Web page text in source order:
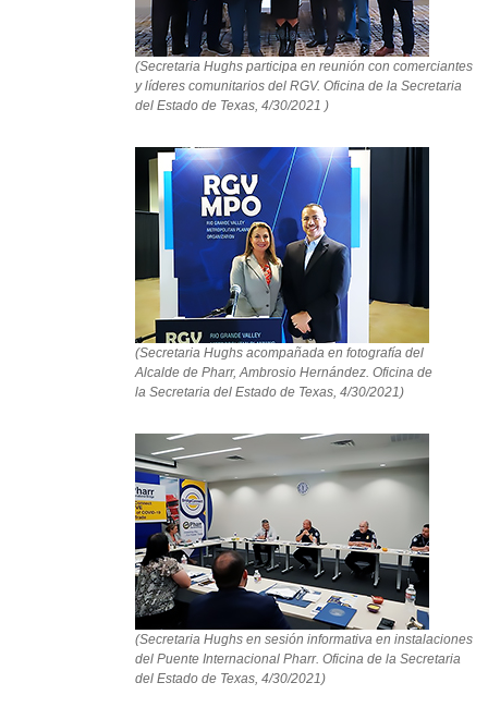
(Secretaria Hughs participa en reunión con comerciantes
y líderes comunitarios del RGV. Oficina de la Secretaria
del Estado de Texas, 4/30/2021 )
(Secretaria Hughs acompañada en fotografía del
Alcalde de Pharr, Ambrosio Hernández. Oficina de
la Secretaria del Estado de Texas, 4/30/2021)
(Secretaria Hughs en sesión informativa en instalaciones
del Puente Internacional Pharr. Oficina de la Secretaria
del Estado de Texas, 4/30/2021)